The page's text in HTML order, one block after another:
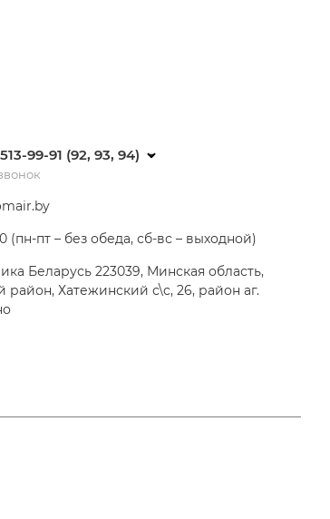
99-91 (92, 93, 94)
(пн-пт – без обеда, сб-вс – выходной)
Беларусь 223039, Минская область,
район, Хатежинский с\с, 26, район аг.